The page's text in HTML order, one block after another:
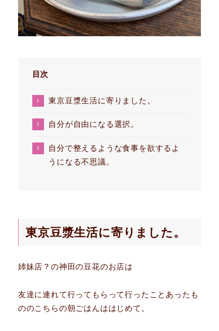
目次
東京豆漿生活に寄りました。
自分が自由になる選択。
自分で整えるような食事を欲するよ
うになる不思議。
東京豆漿生活に寄りました。
姉妹店？の神田の豆花のお店は
友達に連れて行ってもらって行ったことあったも
ののこちらの朝ごはんははじめて。